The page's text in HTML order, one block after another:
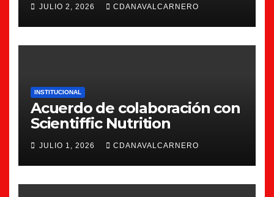
JULIO 2, 2026 CDANAVALCARNERO
INSTITUCIONAL
Acuerdo de colaboración con
Scientiffic Nutrition
JULIO 1, 2026 CDANAVALCARNERO